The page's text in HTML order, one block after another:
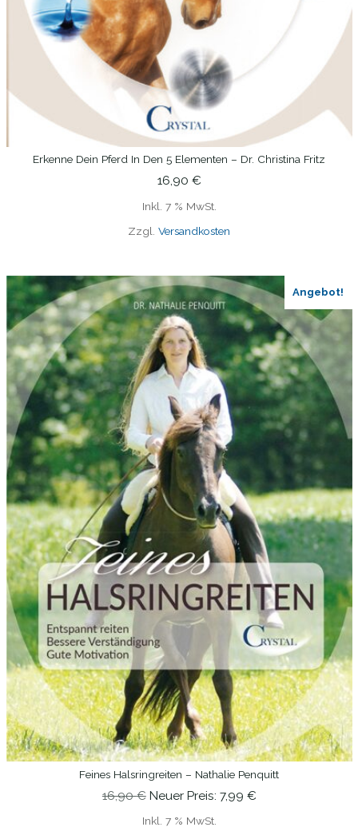
IN DEN WARENKORB
Erkenne Dein Pferd In Den 5 Elementen – Dr. Christina Fritz
16,90 €
Inkl. 7 % MwSt.
Zzgl. Versandkosten
Angebot!
IN DEN WARENKORB
Feines Halsringreiten – Nathalie Penquitt
16,90€ Ursprünglicher
War:
Neuer Preis: 7,99 €Aktueller
Inkl. 7 % MwSt.